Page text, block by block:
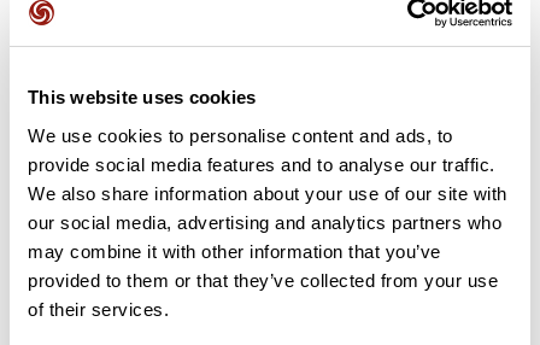
This website uses cookies
We use cookies to personalise content and ads, to
provide social media features and to analyse our traffic.
We also share information about your use of our site with
our social media, advertising and analytics partners who
may combine it with other information that you’ve
provided to them or that they’ve collected from your use
of their services.
Recensioni degli utenti
Questo percorso non contiene ancora alcuna recensione.
Aggiungi una recensione